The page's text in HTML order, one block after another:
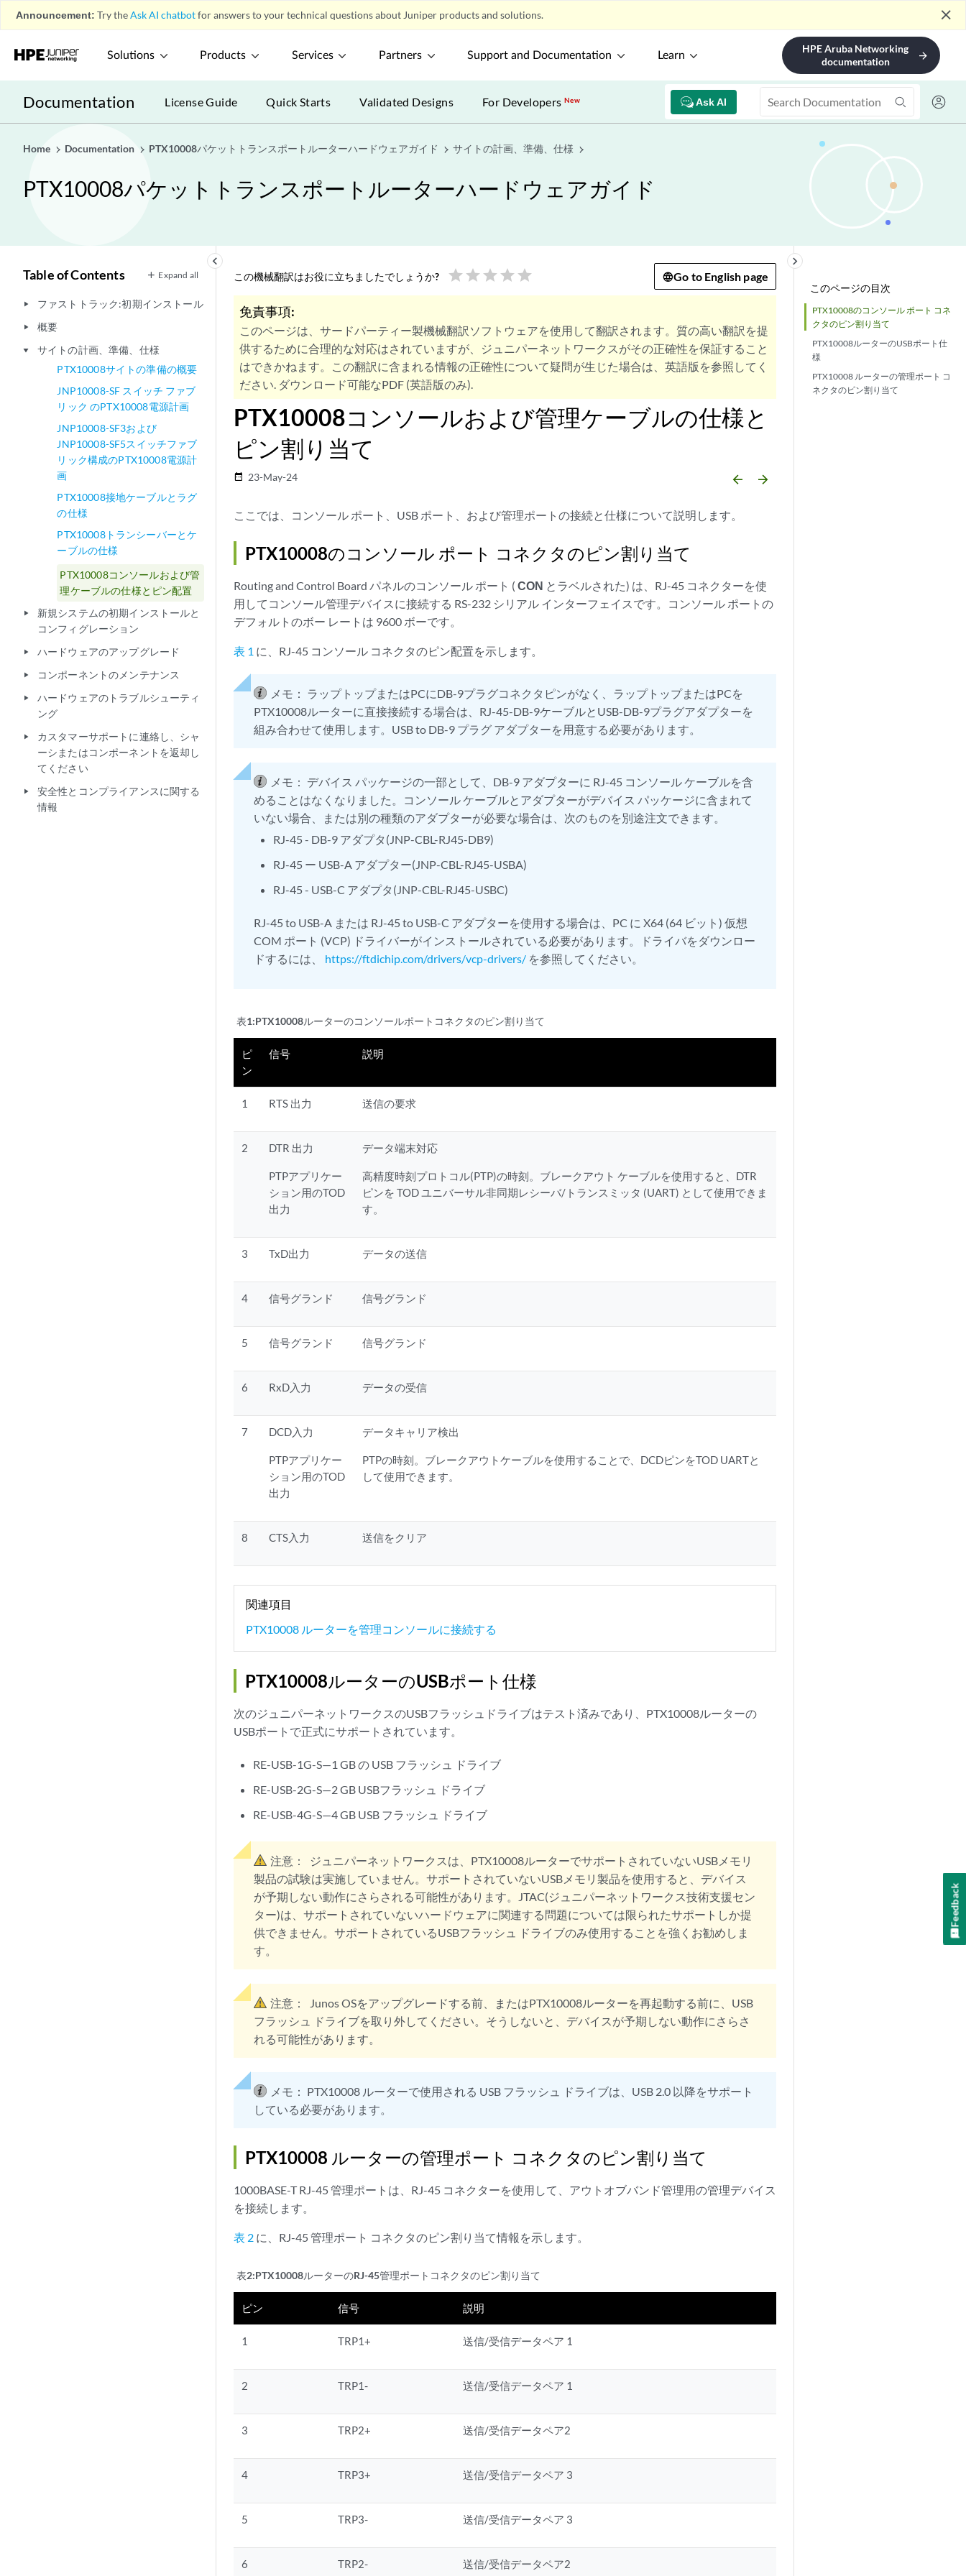
Announcement: Try theAsk AI chatbotfor answers to your technical questions about Juniper products and solutions. close
Solutions Products Services Partners Support and Documentation Learn
HPE Aruba Networking
documentation
arrow_forward
Documentation Ask AI
License Guide Quick Starts Validated Designs For DevelopersNew
Home Documentation PTX10008パケットトランスポートルーターハードウェアガイド サイトの計画、準備、仕様
PTX10008パケットトランスポートルーターハードウェアガイド
keyboard_arrow_left
Table of Contents Expand all
play_arrow ファストトラック:初期インストール
play_arrow 概要
play_arrow
サイトの計画、準備、仕様
PTX10008サイトの準備の概要
JNP10008-SF スイッチ ファブ
リック のPTX10008電源計画
JNP10008-SF3および
JNP10008-SF5スイッチファブ
リック構成のPTX10008電源計
画
PTX10008接地ケーブルとラグ
の仕様
PTX10008トランシーバーとケ
ーブルの仕様
PTX10008コンソールおよび管
理ケーブルの仕様とピン配置
play_arrow
新規システムの初期インストールと
コンフィグレーション
play_arrow ハードウェアのアップグレード
play_arrow コンポーネントのメンテナンス
play_arrow
ハードウェアのトラブルシューティ
ング
play_arrow
カスタマーサポートに連絡し、シャ
ーシまたはコンポーネントを返却し
てください
play_arrow
安全性とコンプライアンスに関する
情報
このページの目次
PTX10008のコンソール ポート コネ
クタのピン割り当て
PTX10008ルーターのUSBポート仕
様
PTX10008 ルーターの管理ポート コ
ネクタのピン割り当て
keyboard_arrow_right
この機械翻訳はお役に立ちましたでしょうか? star star star star star Go to English page
免責事項:
このページは、サードパーティー製機械翻訳ソフトウェアを使用して翻訳されます。質の高い翻訳を提
供するために合理的な対応はされていますが、ジュニパーネットワークスがその正確性を保証すること
はできかねます。この翻訳に含まれる情報の正確性について疑問が生じた場合は、英語版を参照してく
ださい. ダウンロード可能なPDF (英語版のみ).
PTX10008コンソールおよび管理ケーブルの仕様と
ピン割り当て
date_range 23-May-24 arrow_backward arrow_forward
ここでは、コンソール ポート、USB ポート、および管理ポートの接続と仕様について説明します。
PTX10008のコンソール ポート コネクタのピン割り当て
Routing and Control Board パネルのコンソール ポート ( CON とラベルされた) は、RJ-45 コネクターを使
用してコンソール管理デバイスに接続する RS-232 シリアル インターフェイスです。コンソール ポートの
デフォルトのボー レートは 9600 ボーです。
表 1 に、RJ-45 コンソール コネクタのピン配置を示します。
メモ： ラップトップまたはPCにDB-9プラグコネクタピンがなく、ラップトップまたはPCを
PTX10008ルーターに直接接続する場合は、RJ-45-DB-9ケーブルとUSB-DB-9プラグアダプターを
組み合わせて使用します。USB to DB-9 プラグ アダプターを用意する必要があります。
メモ： デバイス パッケージの一部として、DB-9 アダプターに RJ-45 コンソール ケーブルを含
めることはなくなりました。コンソール ケーブルとアダプターがデバイス パッケージに含まれて
いない場合、または別の種類のアダプターが必要な場合は、次のものを別途注文できます。
RJ-45 - DB-9 アダプタ(JNP-CBL-RJ45-DB9)
RJ-45 ー USB-A アダプター(JNP-CBL-RJ45-USBA)
RJ-45 - USB-C アダプタ(JNP-CBL-RJ45-USBC)
RJ-45 to USB-A または RJ-45 to USB-C アダプターを使用する場合は、PC に X64 (64 ビット) 仮想
COM ポート (VCP) ドライバーがインストールされている必要があります。ドライバをダウンロー
ドするには、 https://ftdichip.com/drivers/vcp-drivers/ を参照してください。
表1:PTX10008ルーターのコンソールポートコネクタのピン割り当て
ピ
ン
信号 説明
1 RTS 出力 送信の要求
2 DTR 出力
PTPアプリケー
ション用のTOD
出力
データ端末対応
高精度時刻プロトコル(PTP)の時刻。ブレークアウト ケーブルを使用すると、DTR
ピンを TOD ユニバーサル非同期レシーバ/トランスミッタ (UART) として使用できま
す。
3 TxD出力 データの送信
4 信号グランド 信号グランド
5 信号グランド 信号グランド
6 RxD入力 データの受信
7 DCD入力
PTPアプリケー
ション用のTOD
出力
データキャリア検出
PTPの時刻。ブレークアウトケーブルを使用することで、DCDピンをTOD UARTと
して使用できます。
8 CTS入力 送信をクリア
関連項目
PTX10008 ルーターを管理コンソールに接続する
PTX10008ルーターのUSBポート仕様
次のジュニパーネットワークスのUSBフラッシュドライブはテスト済みであり、PTX10008ルーターの
USBポートで正式にサポートされています。
RE-USB-1G-S—1 GB の USB フラッシュ ドライブ
RE-USB-2G-S—2 GB USBフラッシュ ドライブ
RE-USB-4G-S—4 GB USB フラッシュ ドライブ
注意：
ジュニパーネットワークスは、PTX10008ルーターでサポートされていないUSBメモリ
製品の試験は実施していません。サポートされていないUSBメモリ製品を使用すると、デバイス
が予期しない動作にさらされる可能性があります。JTAC(ジュニパーネットワークス技術支援セン
ター)は、サポートされていないハードウェアに関連する問題については限られたサポートしか提
供できません。サポートされているUSBフラッシュ ドライブのみ使用することを強くお勧めしま
す。
注意：
Junos OSをアップグレードする前、またはPTX10008ルーターを再起動する前に、USB
フラッシュ ドライブを取り外してください。そうしないと、デバイスが予期しない動作にさらさ
れる可能性があります。
メモ： PTX10008 ルーターで使用される USB フラッシュ ドライブは、USB 2.0 以降をサポート
している必要があります。
PTX10008 ルーターの管理ポート コネクタのピン割り当て
1000BASE-T RJ-45 管理ポートは、RJ-45 コネクターを使用して、アウトオブバンド管理用の管理デバイス
を接続します。
表 2 に、RJ-45 管理ポート コネクタのピン割り当て情報を示します。
表2:PTX10008ルーターのRJ-45管理ポートコネクタのピン割り当て
ピン 信号 説明
1 TRP1+ 送信/受信データペア 1
2 TRP1- 送信/受信データペア 1
3 TRP2+ 送信/受信データペア2
4 TRP3+ 送信/受信データペア 3
5 TRP3- 送信/受信データペア 3
6 TRP2- 送信/受信データペア2
Feedback